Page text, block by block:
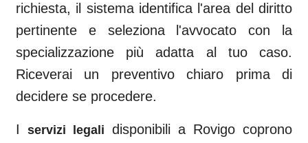
richiesta, il sistema identifica l'area del diritto
pertinente e seleziona l'avvocato con la
specializzazione più adatta al tuo caso.
Riceverai un preventivo chiaro prima di
decidere se procedere.
I servizi legali disponibili a Rovigo coprono